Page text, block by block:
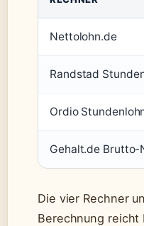
Nettolohn.de
Randstad
Ordio
Gehalt.de
Die vier Rechner
Berechnung